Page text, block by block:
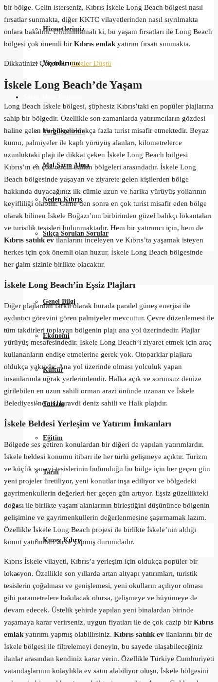
Hizmetlerimiz
Yayınlarımız
Vergilendirme
Mal Satın Alma
Neden Kıbrıs
Sıkça Sorulan Sorular
Kuzey Kıbrıs
Genel Bilgi
Ekonomi
Kültür
Turizm
Eğitim
Tarih
Blog
Kuzey Kıbrıs
İletişim
bir bölge. Gelin isterseniz, Kıbrıs İskele Long Beach bölgesi nasıl
fırsatlar sunmakta, diğer KKTC vilayetlerinden nasıl sıyrılmakta
onlara bakalım. Unutulmamalı ki, bu yaşam fırsatları ile Long Beach
bölgesi çok önemli bir Kıbrıs emlakyatırım fırsatı sunmakta.
Dikkatinizi Çekebilir:Faizler Düştü
İskele Long Beach’de Yaşam
Long Beach İskele bölgesi, şüphesiz Kıbrıs’taki en popüler plajlarına
sahip bir bölgedir. Özellikle son zamanlarda yatırımcıların gözdesi
haline gelen bu bölge oldukça fazla turist misafir etmektedir. Beyaz
kumu, palmiyeler ile kaplı yürüyüş alanları, kilometrelerce
uzunluktaki plajı ile dikkat çeken İskele Long Beach bölgesi
Kıbrıs’ın en çok tercih edilen bölgeleri arasındadır. İskele Long
Beach bölgesinde yaşayan ve ziyarete gelen kişilerden bölge
hakkında duyacağınız ilk cümle uzun ve harika yürüyüş yollarının
keyifliliği olabilir. Girne’den sonra en çok turist misafir eden bölge
olarak bilinen İskele Boğazı’nın birbirinden güzel balıkçı lokantaları
ve turistlik tesisleri bulunmaktadır. Hem bir yatırımcı için, hem de
Kıbrıs satılık evilanlarını inceleyen ve Kıbrıs’ta yaşamak isteyen
herkes için çok önemli olan huzur, İskele Long Beach bölgesinde
her daim sizinle birlikte olacaktır.
İskele Long Beach’in Eşsiz Plajları
Diğer plajlardan farklı olarak burada paralel güneş enerjisi ile
aydıntıcı görevini gören palmiyeler mevcuttur. Çevre düzenlemesi ile
tüm takdirleri toplayan bölgenin plajı ana yol üzerindedir. Plajlar
yürüyüş mesafesindedir. İskele Long Beach’i ziyaret etmek için araç
kullananların endişe etmelerine gerek yok. Otoparklar plajlara
oldukça yakındır. Ana yol üzerinde olması yolculuk yapan
insanlarında uğrak yerlerindendir. Halka açık ve sorunsuz denize
girilebilen en uzun sahili orman arazi önünde uzanan ve İskele
Belediyesi’ne ait Haravdi deniz sahili ve Halk plajıdır.
İskele Beldesi Yerleşim ve Yatırım İmkanları
Bölgede ses getiren konulardan bir diğeri de yapılan yatırımlardır.
İskele beldesi konumu itibarı ile her türlü gelişmeye açıktır. Turizm
ve küçük sanayi tesislerinin bulunduğu bu bölge için her geçen gün
yeni projeler üretiliyor, yeni konutlar inşa ediliyor ve bölgedeki
gayrimenkullerin değerleri her geçen gün artıyor. Eşsiz güzellikteki
doğası ile birlikte yaşam alanlarının birleştiğini düşününce bölgenin
gelişimine ve gayrimenkullerin değerlenmesine şaşırmamak lazım.
Özellikle İskele Long Beach projesi ile birlikte İskele’nin aldığı
konut yatırımları zirve yapmış durumdadır.
Kıbrıs İskele vilayeti, Kıbrıs’a yerleşim için oldukça popüler bir
lokasyon. Özellikle son yıllarda artan altyapı yatırımları, turistik
tesislerin çoğalması ve genişlemesi, yeni okulların açılıyor olması
gibi parametrelere bakılacak olursa, gelişmeye ve büyümeye de
devam edecek. Üstelik şehirde yapılan yeni binalardan birinde
yaşamaya karar verirseniz, uygun fiyatları ile de çok cazip bir Kıbrıs
emlak yatırımı yapmış olabilirsiniz. Kıbrıs satılık ev ilanlarını bir de
İskele bölgesi ile filtrelemeyi deneyin, bu sayede ulaşabileceğiniz
ilanlar arasından kendiniz karar verin. Özellikle Türkiye Cumhuriyeti
vatandaşlarının kolaylıkla ev satın alabiliyor oluşu, İskele bölgesini